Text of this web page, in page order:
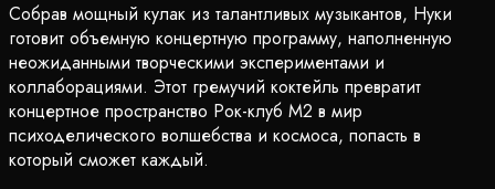
Собрав мощный кулак из талантливых музыкантов, Нуки
готовит объемную концертную программу, наполненную
неожиданными творческими экспериментами и
коллаборациями. Этот гремучий коктейль превратит
концертное пространство Рок-клуб М2 в мир
психоделического волшебства и космоса, попасть в
который сможет каждый.